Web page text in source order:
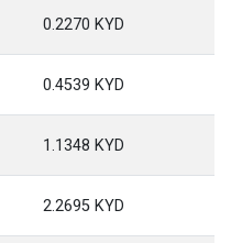
0.2270 KYD
0.4539 KYD
1.1348 KYD
2.2695 KYD